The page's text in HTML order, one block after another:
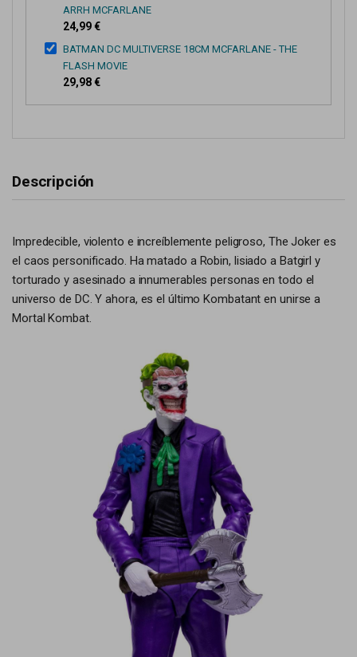
ARRH MCFARLANE
24,99 €
BATMAN DC MULTIVERSE 18CM MCFARLANE - THE
FLASH MOVIE
29,98 €
Descripción
Impredecible, violento e increíblemente peligroso, The Joker es
el caos personificado. Ha matado a Robin, lisiado a Batgirl y
torturado y asesinado a innumerables personas en todo el
universo de DC. Y ahora, es el último Kombatant en unirse a
Mortal Kombat.